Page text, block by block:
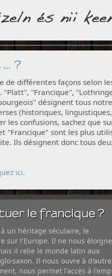
?
de différentes façons selon
"Platt", "Francique",
désignent tous notre
(historiques, linguistiques,
les confusions, sachez que
"Francique" sont les plus
Ils désignent donc tous
ici.
le francique ?
un héritage séculaire, le
sur l'Europe. Il ne nous éloigne
il relie le monde latin aux
saxon. Il nous ouvre à
nous permet l'accès à